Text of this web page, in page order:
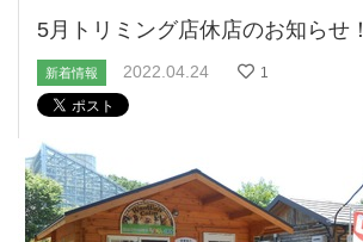
5月トリミング店休店のお知らせ！
新着情報 2022.04.24 1